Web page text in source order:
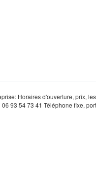
Horaires d'ouverture, prix,
93 54 73 41 Téléphone fixe,